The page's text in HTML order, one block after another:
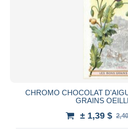
CHROMO CHOCOLAT
GRAINS
± 1,39 $